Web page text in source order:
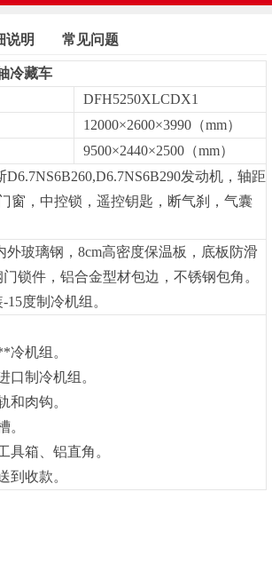
说明 常见问题
冷藏车
DFH5250XLCDX1
12000×2600×3990（mm）
9500×2440×2500（mm）
发动机，轴距
窗，中控锁，遥控钥匙，断气刹，气囊
外玻璃钢，8cm高密度保温板，底板防滑
锁件，铝合金型材包边，不锈钢包角。
度制冷机组。
冷机组。
口制冷机组。
和肉钩。
。
具箱、铝直角。
到收款。